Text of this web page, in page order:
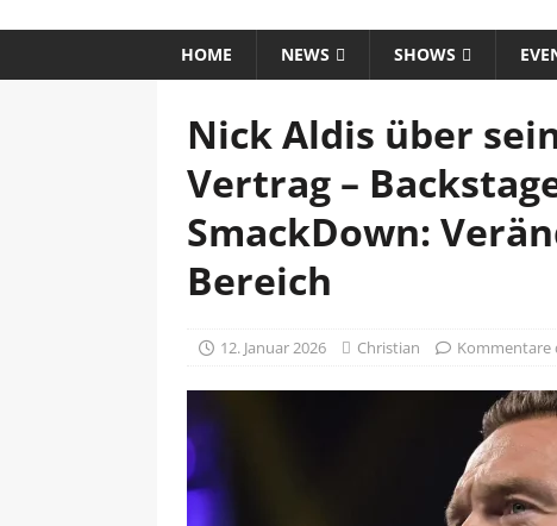
HOME NEWS SHOWS
Nick Aldis über
Vertrag –
SmackDown:
Bereich
12. Januar 2026 Christian Kommentare